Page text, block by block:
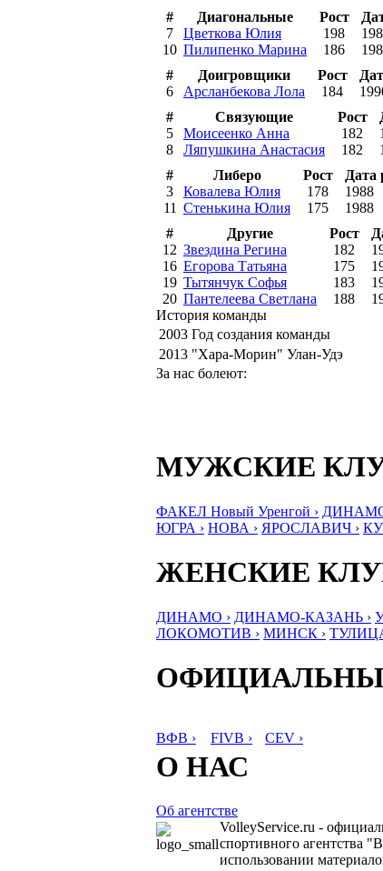
#
Диагональные Рост
7
Цветкова Юлия 198
10 Пилипенко Марина 186
#
Доигровщики Рост
6
Арсланбекова Лола 184
#
Связующие Рост
5
Моисеенко Анна 182
8
Ляпушкина Анастасия 182
#
Либеро Рост Дата
3
Ковалева Юлия 178 1988
11 Стенькина Юлия 175 1988
#
Другие Рост
12 Звездина Регина 182
16 Егорова Татьяна 175
19 Тытянчук Софья 183
20 Пантелеева Светлана 188
История команды
2003 Год создания команды
2013 "Хара-Морин" Улан-Удэ
За нас болеют:
МУЖСКИЕ
ФАКЕЛ Новый Уренгой › ДИНАМО
ЮГРА › НОВА › ЯРОСЛАВИЧ ›
ЖЕНСКИЕ
ДИНАМО › ДИНАМО-КАЗАНЬ ›
ЛОКОМОТИВ › МИНСК ›
ВФВ › FIVB › CEV ›
О НАС
Об агентстве
VolleyService.ru -
спортивного агентства
использовании